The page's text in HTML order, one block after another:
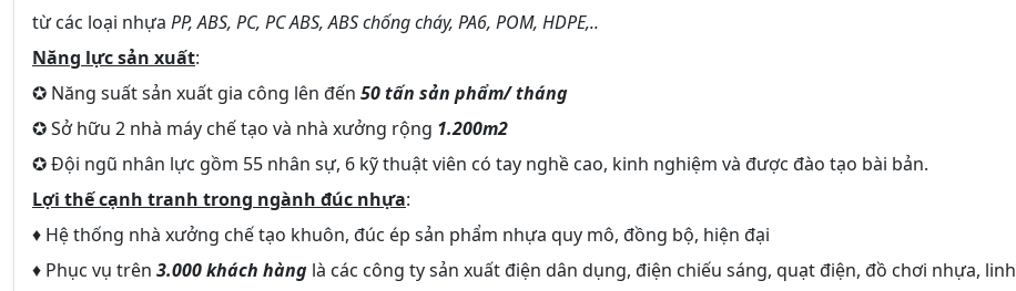
từ các loại nhựa PP, ABS, PC, PC ABS, ABS chống cháy, PA6, POM, HDPE,..
Năng lực sản xuất:
✪ Năng suất sản xuất gia công lên đến 50 tấn sản phẩm/ tháng
✪ Sở hữu 2 nhà máy chế tạo và nhà xưởng rộng 1.200m2
✪ Đội ngũ nhân lực gồm 55 nhân sự, 6 kỹ thuật viên có tay nghề cao, kinh nghiệm và được đào tạo bài bản.
Lợi thế cạnh tranh trong ngành đúc nhựa:
♦ Hệ thống nhà xưởng chế tạo khuôn, đúc ép sản phẩm nhựa quy mô, đồng bộ, hiện đại
♦ Phục vụ trên 3.000 khách hàng là các công ty sản xuất điện dân dụng, điện chiếu sáng, quạt điện, đồ chơi nhựa, linh